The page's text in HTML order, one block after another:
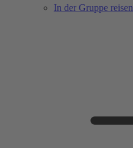
In der Gruppe reisen